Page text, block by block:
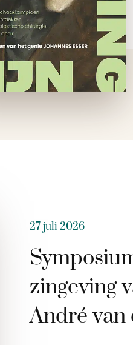
chirurgie en selfmade
miljonair. En …
27 juli 2026
zingeving
André van